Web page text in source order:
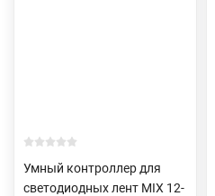
Умный контроллер для
светодиодных лент MIX 12-